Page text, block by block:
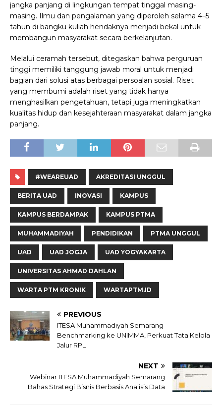
jangka panjang di lingkungan tempat tinggal masing-
masing. Ilmu dan pengalaman yang diperoleh selama 4–5
tahun di bangku kuliah hendaknya menjadi bekal untuk
membangun masyarakat secara berkelanjutan.
Melalui ceramah tersebut, ditegaskan bahwa perguruan
tinggi memiliki tanggung jawab moral untuk menjadi
bagian dari solusi atas berbagai persoalan sosial. Riset
yang membumi adalah riset yang tidak hanya
menghasilkan pengetahuan, tetapi juga meningkatkan
kualitas hidup dan kesejahteraan masyarakat dalam jangka
panjang.
#WEAREUAD AKREDITASI UNGGUL
BERITA UAD INOVASI KAMPUS
KAMPUS BERDAMPAK KAMPUS PTMA
MUHAMMADIYAH PENDIDIKAN PTMA UNGGUL
UAD UAD JOGJA UAD YOGYAKARTA
UNIVERSITAS AHMAD DAHLAN
WARTA PTM KRONIK WARTAPTM.ID
PREVIOUS
ITESA Muhammadiyah Semarang
Benchmarking ke UNIMMA, Perkuat Tata Kelola
Jalur RPL
NEXT
Webinar ITESA Muhammadiyah Semarang
Bahas Strategi Bisnis Berbasis Analisis Data